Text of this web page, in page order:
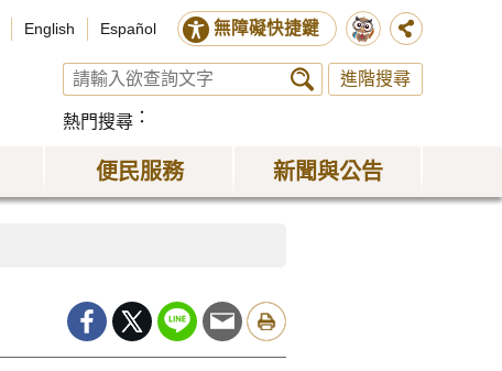
English Español 無障礙快捷鍵
進階搜尋
熱門搜尋
便民服務 新聞與公告